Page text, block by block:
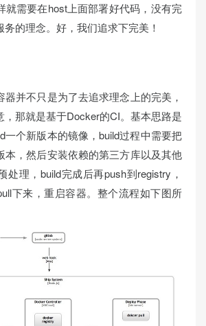
就需要在host上面部署好代码，没有完
的理念。好，我们追求下完美！
并不只是为了去追求理念上的完美，
，那就是基于Docker的CI。基本思路是
一个新版本的镜像，build过程中需要把
本，然后安装依赖的第三方库以及其他
处理，build完成后再push到registry，
下来，重启容器。整个流程如下图所